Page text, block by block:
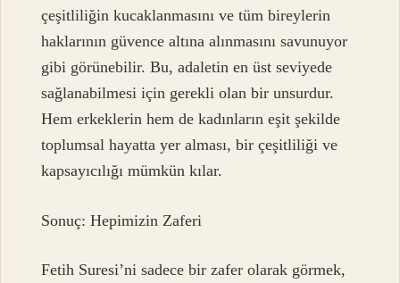
çeşitliliğin kucaklanmasını ve tüm bireylerin
haklarının güvence altına alınmasını savunuyor
gibi görünebilir. Bu, adaletin en üst seviyede
sağlanabilmesi için gerekli olan bir unsurdur.
Hem erkeklerin hem de kadınların eşit şekilde
toplumsal hayatta yer alması, bir çeşitliliği ve
kapsayıcılığı mümkün kılar.
Sonuç: Hepimizin Zaferi
Fetih Suresi’ni sadece bir zafer olarak görmek,